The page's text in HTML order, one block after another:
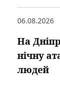
06.08.2026
На
нічну
людей